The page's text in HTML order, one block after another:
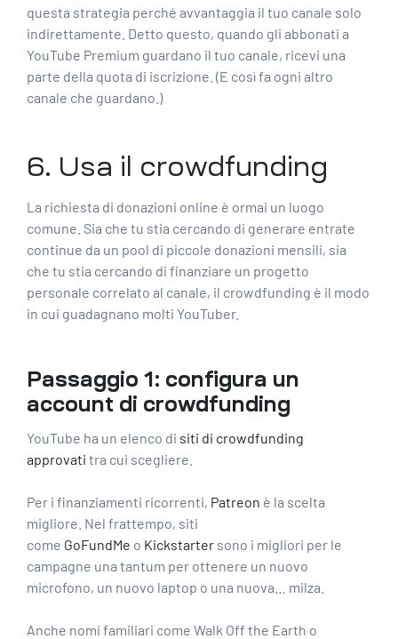
questa strategia perché avvantaggia il tuo canale solo
indirettamente. Detto questo, quando gli abbonati a
YouTube Premium guardano il tuo canale, ricevi una
parte della quota di iscrizione. (E così fa ogni altro
canale che guardano.)
6. Usa il crowdfunding
La richiesta di donazioni online è ormai un luogo
comune. Sia che tu stia cercando di generare entrate
continue da un pool di piccole donazioni mensili, sia
che tu stia cercando di finanziare un progetto
personale correlato al canale, il crowdfunding è il modo
in cui guadagnano molti YouTuber.
Passaggio 1: configura un
account di crowdfunding
YouTube ha un elenco di siti di crowdfunding
approvati tra cui scegliere.
Per i finanziamenti ricorrenti, Patreon è la scelta
migliore. Nel frattempo, siti
come GoFundMe o Kickstarter sono i migliori per le
campagne una tantum per ottenere un nuovo
microfono, un nuovo laptop o una nuova… milza.
Anche nomi familiari come Walk Off the Earth o